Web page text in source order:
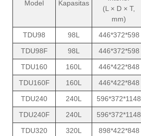
Model Kapasitas
(L × D × T,
mm)
TDU98
98L 446*372*598
TDU98F
98L 446*372*598
TDU160
160L 446*422*848
TDU160F
160L 446*422*848
TDU240
240L 596*372*1148
TDU240F
240L 596*372*1148
TDU320
320L 898*422*848